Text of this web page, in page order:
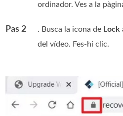
ordinador. Ves a la
Pas 2 . Busca la icona de Lock
del vídeo. Fes-hi clic.